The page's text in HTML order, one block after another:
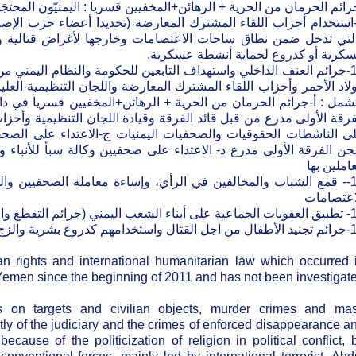
الحرمان من الحرية + الرهائن+المخفيين قسريا : اليمنيّون
استخدام أحزاب اللقاء المشترك المعارضة (تحديدا أعضاء حزب
تدخل ضمن نطاق ساحات الاعتصامات وخارجها لأغراض قتالية
أو كدروع لحماية أنشطة عسكرية.
10-جرائم العنف الداخلي واستهداف التابعين للحكومة والنظام اليمني
الأحمر وأحزاب اللقاء المشترك المعارضة واللجان التنظيمية
: أ-جرائم الحرمان من الحرية + الرهائن+المخفيين قسريا
الأولى مدرع من قبل قائد الفرقة وقيادة اللجان التنظيمية
الناشطات الحقوقيات والصحفيات اليمنيات ج-الاعتداء على
الفرقة الأولى مدرع د- الاعتداء على صحفيين وكالة سبأ
بها
11-- قمع الشباب والمخالفين في الرأي، وإساءة معاملة
والإغلاق)
في الصراع السياسي.
rights and international humanitarian law which occurred
since the beginning of 2011 and has not been
on targets and civilian objects, murder crimes and
of the judiciary and the crimes of enforced disappearance
of the politicization of religion in political conflict,